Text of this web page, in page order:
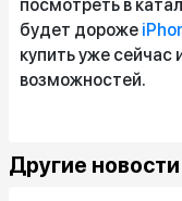
посмотреть в
будет дороже
купить уже сейчас
возможностей.
Другие новости